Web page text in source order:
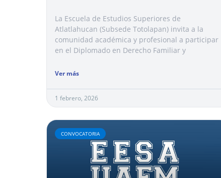
La Escuela de Estudios Superiores de
Atlatlahucan (Subsede Totolapan) invita a la
comunidad académica y profesional a participar
en el Diplomado en Derecho Familiar y
Ver más
1 febrero, 2026
CONVOCATORIA